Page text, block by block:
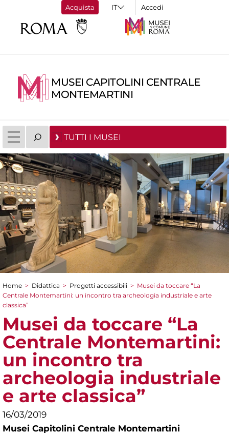
Acquista Accedi
MUSEI CAPITOLINI CENTRALE
MONTEMARTINI
TUTTI I MUSEI
Tu sei qui
Home > Didattica > Progetti accessibili > Musei da toccare “La
Centrale Montemartini: un incontro tra archeologia industriale e arte
classica”
Musei da toccare “La
Centrale Montemartini:
un incontro tra
archeologia industriale
e arte classica”
16/03/2019
Musei Capitolini Centrale Montemartini